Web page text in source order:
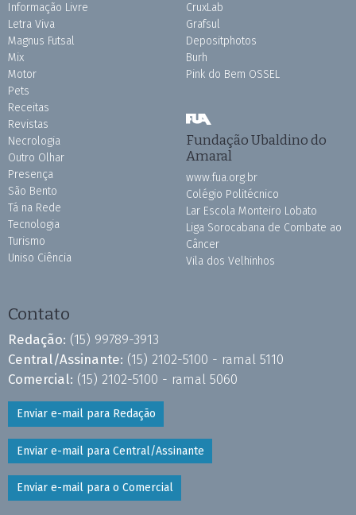
Informação Livre
Letra Viva
Magnus Futsal
Mix
Motor
Pets
Receitas
Revistas
Necrologia
Outro Olhar
Presença
São Bento
Tá na Rede
Tecnologia
Turismo
Uniso Ciência
CruxLab
Grafsul
Depositphotos
Burh
Pink do Bem OSSEL
Fundação Ubaldino do
Amaral
www.fua.org.br
Colégio Politécnico
Lar Escola Monteiro Lobato
Liga Sorocabana de Combate ao
Câncer
Vila dos Velhinhos
Contato
Redação: (15) 99789-3913
Central/Assinante: (15) 2102-5100 - ramal 5110
Comercial: (15) 2102-5100 - ramal 5060
Enviar e-mail para Redação
Enviar e-mail para Central/Assinante
Enviar e-mail para o Comercial